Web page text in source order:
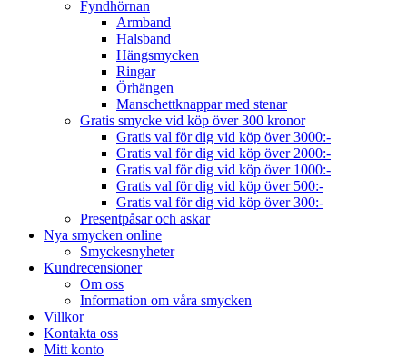
Fyndhörnan
Armband
Halsband
Hängsmycken
Ringar
Örhängen
Manschettknappar med stenar
Gratis smycke vid köp över 300 kronor
Gratis val för dig vid köp över 3000:-
Gratis val för dig vid köp över 2000:-
Gratis val för dig vid köp över 1000:-
Gratis val för dig vid köp över 500:-
Gratis val för dig vid köp över 300:-
Presentpåsar och askar
Nya smycken online
Smyckesnyheter
Kundrecensioner
Om oss
Information om våra smycken
Villkor
Kontakta oss
Mitt konto